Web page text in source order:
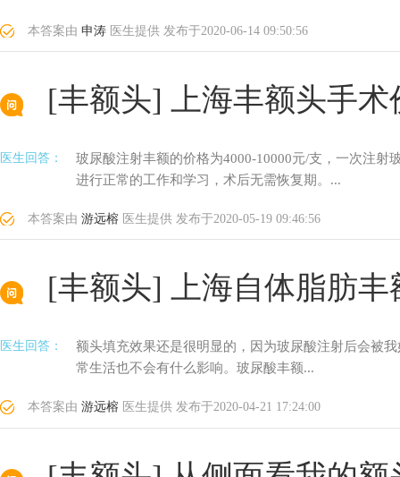
本答案由 申涛 医生提供 发布于2020-06-14 09:50:56
[丰额头] 上海丰额头手术
医生回答：
玻尿酸注射丰额的价格为4000-10000元/支，一次注
进行正常的工作和学习，术后无需恢复期。...
本答案由 游远榕 医生提供 发布于2020-05-19 09:46:56
[丰额头] 上海自体脂肪
医生回答：
额头填充效果还是很明显的，因为玻尿酸注射后会被
常生活也不会有什么影响。玻尿酸丰额...
本答案由 游远榕 医生提供 发布于2020-04-21 17:24:00